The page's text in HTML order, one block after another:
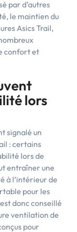
par d’autres
le maintien du
Asics Trail,
confort et
lors
signalé un
: certains
lors de
entraîner une
à l’intérieur de
pour les
donc conseillé
ventilation de
pour